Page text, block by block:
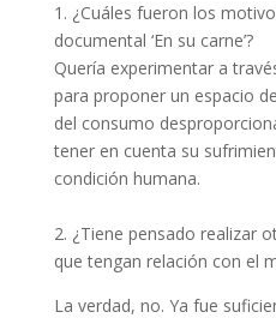
1. ¿Cuáles fueron los
documental ‘En su carne’?
Quería experimentar a
para proponer un espacio
del consumo
tener en cuenta su
condición humana.
2. ¿Tiene pensado realizar
que tengan relación con el
La verdad, no. Ya fue